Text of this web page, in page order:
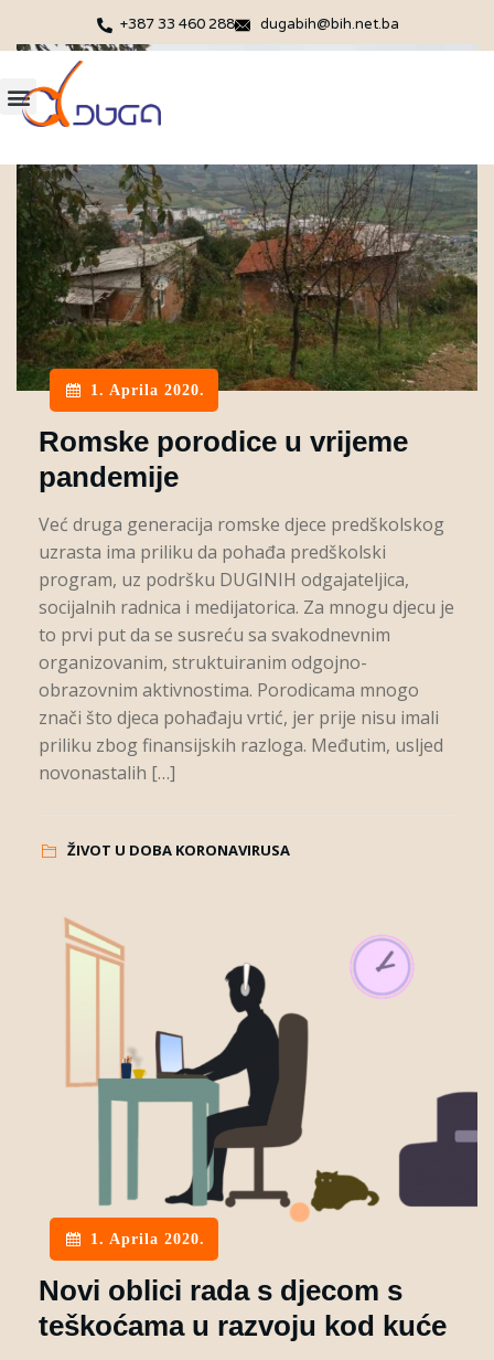
+387 33 460 288 dugabih@bih.net.ba
1. Aprila 2020.
Romske porodice u vrijeme
pandemije
Već druga generacija romske djece predškolskog
uzrasta ima priliku da pohađa predškolski
program, uz podršku DUGINIH odgajateljica,
socijalnih radnica i medijatorica. Za mnogu djecu je
to prvi put da se susreću sa svakodnevnim
organizovanim, struktuiranim odgojno-
obrazovnim aktivnostima. Porodicama mnogo
znači što djeca pohađaju vrtić, jer prije nisu imali
priliku zbog finansijskih razloga. Međutim, usljed
novonastalih […]
ŽIVOT U DOBA KORONAVIRUSA
1. Aprila 2020.
Novi oblici rada s djecom s
teškoćama u razvoju kod kuće